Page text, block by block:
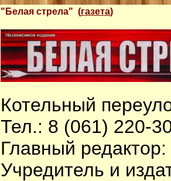
"Белая стрела" (газета)
Котельный
Тел.: 8 (061) 220-
Главный
Учредитель и